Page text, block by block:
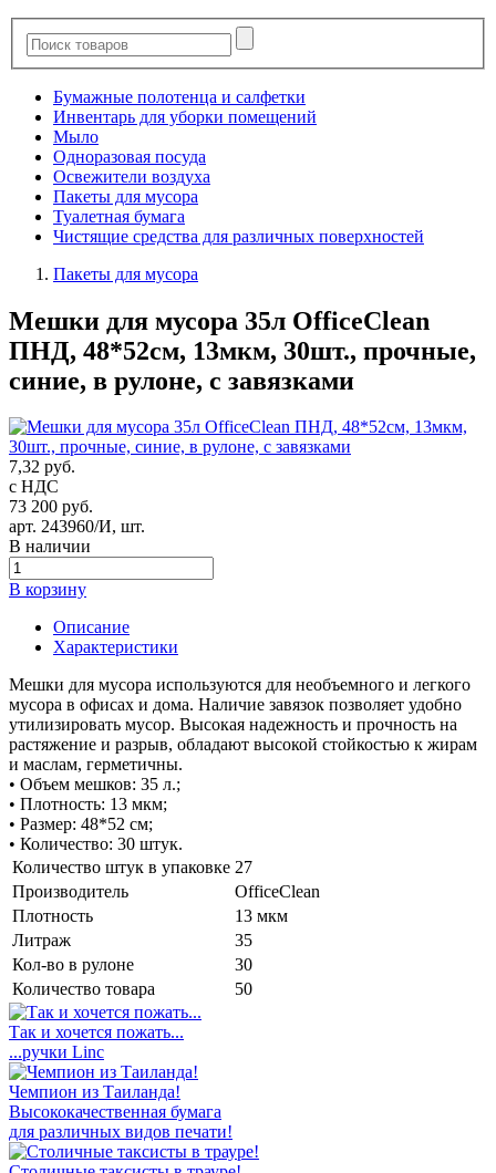
Бумажные полотенца и салфетки
Инвентарь для уборки помещений
Мыло
Одноразовая посуда
Освежители воздуха
Пакеты для мусора
Туалетная бумага
Чистящие средства для различных поверхностей
Пакеты для мусора
Мешки для мусора 35л OfficeClean
ПНД, 48*52см, 13мкм, 30шт., прочные,
синие, в рулоне, с завязками
7,32 руб.
с НДС
73 200 руб.
арт. 243960/И, шт.
В наличии
В корзину
Описание
Характеристики
Мешки для мусора используются для необъемного и легкого
мусора в офисах и дома. Наличие завязок позволяет удобно
утилизировать мусор. Высокая надежность и прочность на
растяжение и разрыв, обладают высокой стойкостью к жирам
и маслам, герметичны.
• Объем мешков: 35 л.;
• Плотность: 13 мкм;
• Размер: 48*52 см;
• Количество: 30 штук.
Количество штук в упаковке 27
Производитель
OfficeClean
Плотность
13 мкм
Литраж
35
Кол-во в рулоне
30
Количество товара
50
Так и хочется пожать...
...ручки Linс
Чемпион из Таиланда!
Высококачественная бумага
для различных видов печати!